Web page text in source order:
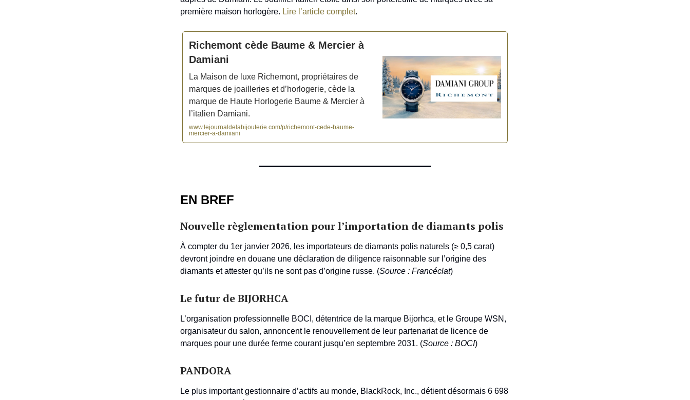
première maison horlogère. Lire l’article complet.
Richemont cède Baume & Mercier à
Damiani
La Maison de luxe Richemont, propriétaires de
marques de joailleries et d’horlogerie, cède la
marque de Haute Horlogerie Baume & Mercier à
l’italien Damiani.
www.lejournaldelabijouterie.com/p/richemont-cede-baume-
mercier-a-damiani
EN BREF
Nouvelle règlementation pour l’importation de diamants polis
À compter du 1er janvier 2026, les importateurs de diamants polis naturels (≥ 0,5 carat)
devront joindre en douane une déclaration de diligence raisonnable sur l’origine des
diamants et attester qu’ils ne sont pas d’origine russe. (Source : Francéclat)
Le futur de BIJORHCA
L’organisation professionnelle BOCI, détentrice de la marque Bijorhca, et le Groupe WSN,
organisateur du salon, annoncent le renouvellement de leur partenariat de licence de
marques pour une durée ferme courant jusqu’en septembre 2031. (Source : BOCI)
PANDORA
Le plus important gestionnaire d’actifs au monde, BlackRock, Inc., détient désormais 6 698